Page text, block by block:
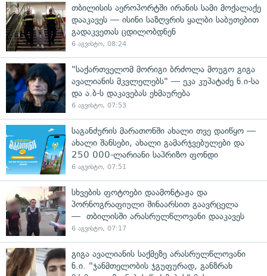
თბილისის აეროპორტში ირანის სამი მოქალაქე
დააკავეს — ისინი საზღვრის ყალბი საბუთებით
გადაკვეთას ცდილობდნენ
6 აგვისტო, 08:24
"საქართველომ მორიგი ბრძოლა მოუგო გიგა
ავალიანის მკვლელებს" — ეკა კუპატაძე ნ.ი-სა
და ა.ბ-ს დაკავებას ეხმაურება
6 აგვისტო, 07:53
საგანძურის მარათონში ახალი თვე დაიწყო —
ახალი შანსები, ახალი გამარჯვებულები და
250 000-ლარიანი საპრიზო ფონდი
6 აგვისტო, 07:51
სხვების ფოტოები დაამონტაჟა და
პორნოგრაფიული შინაარსით გაავრცელა
— თბილისში არასრულწლოვანი დააკავეს
6 აგვისტო, 07:17
გიგა ავალიანის საქმეზე არასრულწლოვანი
ნ.ი. "ჯანმთელობის ჯგუფურად, განზრახ